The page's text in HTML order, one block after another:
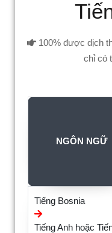
100% được dịch
chỉ có
NGÔN NGỮ
Tiếng Bosnia
Tiếng Anh hoặc